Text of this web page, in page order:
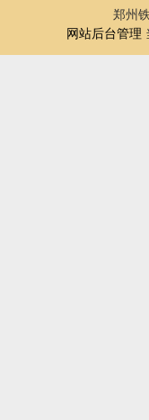
郑州
网站后台管理